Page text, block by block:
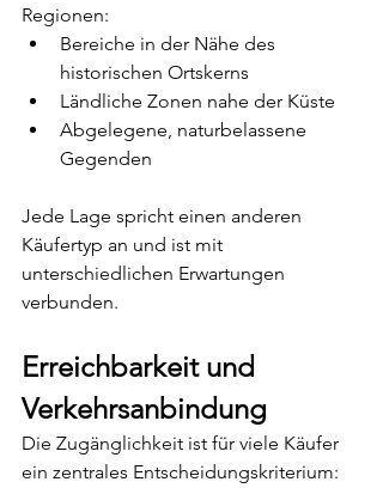
Regionen:
Bereiche in der Nähe des
historischen Ortskerns
Ländliche Zonen nahe der Küste
Abgelegene, naturbelassene
Gegenden
Jede Lage spricht einen anderen
Käufertyp an und ist mit
unterschiedlichen Erwartungen
verbunden.
Erreichbarkeit und
Verkehrsanbindung
Die Zugänglichkeit ist für viele Käufer
ein zentrales Entscheidungskriterium: